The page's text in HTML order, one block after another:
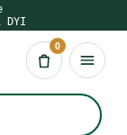
DYI
Koszyk
0